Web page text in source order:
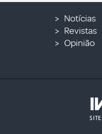
Notícias
Revistas
Opinião